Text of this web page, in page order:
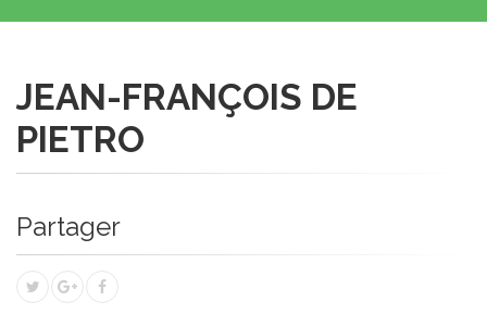
JEAN-FRANÇOIS DE
PIETRO
Partager